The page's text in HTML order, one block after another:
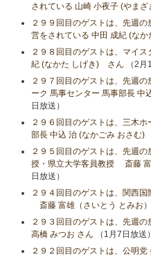
されている 山崎 小夜子 (やまざ
２９９回目のゲストは、先週
営をされている 中田 成紀 (な
２９８回目のゲストは、マイ
紀 (なかた しげき) さん （2月
２９７回目のゲストは、先週
ーク 馬事センター 馬事部長
日放送）
２９６回目のゲストは、三木
部長 中込 治 (なかごみ おさむ
２９５回目のゲストは、先週
授・県立大学客員教授 斎藤
日放送）
２９４回目のゲストは、関西
斎藤 富雄（さいとう とみお
２９３回目のゲストは、先週
高橋 みつお さん （1月7日放送）
２９２回目のゲストは、公明